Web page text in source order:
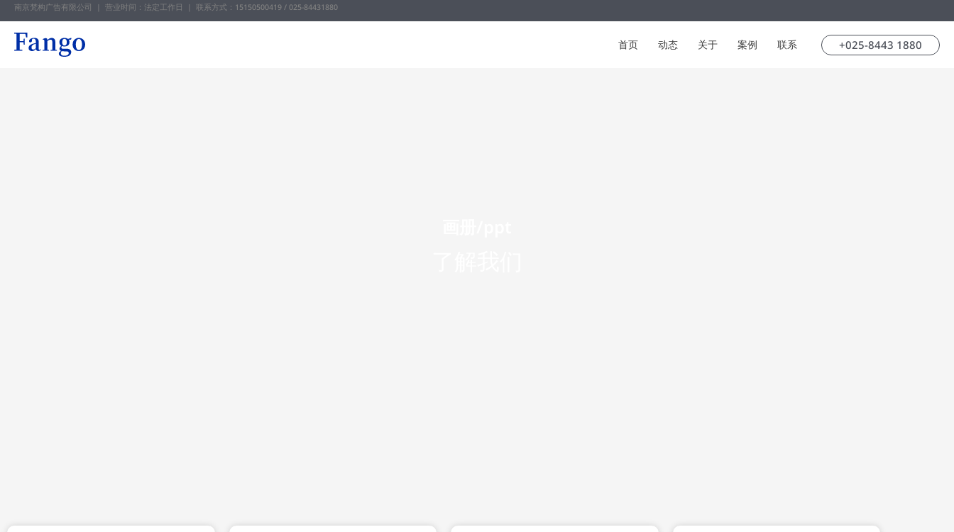
南京梵构广告有限公司 | 营业时间：法定工作日 | 联系方式：15150500419 / 025-84431880
首页 动态 关于 案例 联系 +025-8443 1880